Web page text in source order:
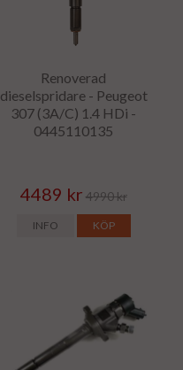
Renoverad
dieselspridare - Peugeot
307 (3A/C) 1.4 HDi -
0445110135
4489 kr 4990 kr
INFO KÖP